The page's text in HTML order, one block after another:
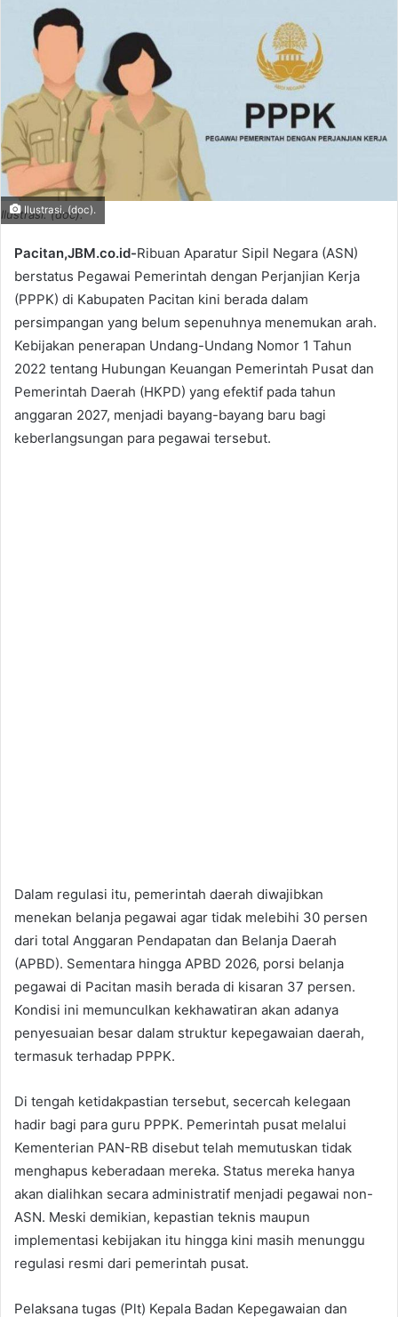
Ilustrasi. (doc).
Ilustrasi. (doc).
Pacitan,JBM.co.id-Ribuan Aparatur Sipil Negara (ASN)
berstatus Pegawai Pemerintah dengan Perjanjian Kerja
(PPPK) di Kabupaten Pacitan kini berada dalam
persimpangan yang belum sepenuhnya menemukan arah.
Kebijakan penerapan Undang-Undang Nomor 1 Tahun
2022 tentang Hubungan Keuangan Pemerintah Pusat dan
Pemerintah Daerah (HKPD) yang efektif pada tahun
anggaran 2027, menjadi bayang-bayang baru bagi
keberlangsungan para pegawai tersebut.
Dalam regulasi itu, pemerintah daerah diwajibkan
menekan belanja pegawai agar tidak melebihi 30 persen
dari total Anggaran Pendapatan dan Belanja Daerah
(APBD). Sementara hingga APBD 2026, porsi belanja
pegawai di Pacitan masih berada di kisaran 37 persen.
Kondisi ini memunculkan kekhawatiran akan adanya
penyesuaian besar dalam struktur kepegawaian daerah,
termasuk terhadap PPPK.
Di tengah ketidakpastian tersebut, secercah kelegaan
hadir bagi para guru PPPK. Pemerintah pusat melalui
Kementerian PAN-RB disebut telah memutuskan tidak
menghapus keberadaan mereka. Status mereka hanya
akan dialihkan secara administratif menjadi pegawai non-
ASN. Meski demikian, kepastian teknis maupun
implementasi kebijakan itu hingga kini masih menunggu
regulasi resmi dari pemerintah pusat.
Pelaksana tugas (Plt) Kepala Badan Kepegawaian dan